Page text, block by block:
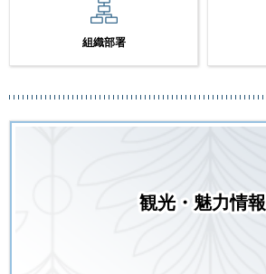
組織部署
観光・魅力情報